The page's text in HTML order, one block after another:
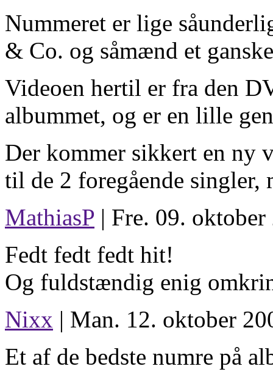
Nummeret er lige
& Co. og såmænd et
Videoen hertil er fra den
albummet, og er en lille
Der kommer sikkert en ny
til de 2 foregående
MathiasP | Fre. 09.
Fedt fedt fedt hit!
Og fuldstændig enig
Nixx | Man. 12. oktober
Et af de bedste numre på